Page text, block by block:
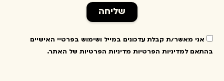
אני מאשר/ת קבלת עדכונים במייל ושימוש בפרטיי האישיים
בהתאם למדיניות הפרטיות מדיניות הפרטיות של האתר.
שליחה